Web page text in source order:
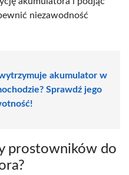
niezawodność
wytrzymuje akumulator w
Sprawdź jego
prostowników do